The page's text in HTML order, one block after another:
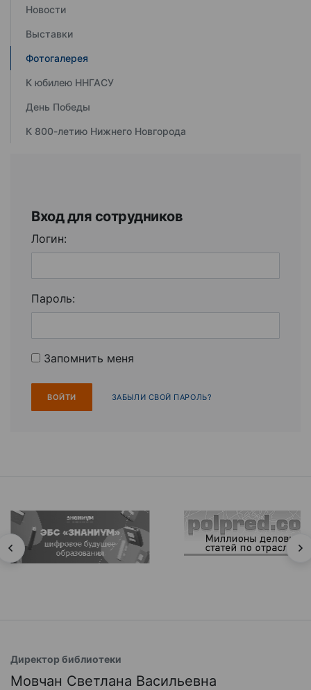
Новости
Выставки
Фотогалерея
К юбилею ННГАСУ
День Победы
К 800-летию Нижнего Новгорода
Вход для сотрудников
Логин:
Пароль:
Запомнить меня
ЗАБЫЛИ СВОЙ ПАРОЛЬ?
Директор библиотеки
Мовчан Светлана Васильевна